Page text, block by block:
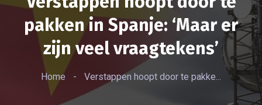
pakken in Spanje: ‘Maar er
zijn veel vraagtekens’
Home - Verstappen hoopt door te pakke...